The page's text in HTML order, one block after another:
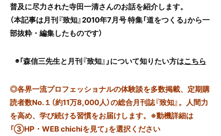
普及に尽力された寺田一清さんのお話を紹介します。
（本記事は月刊『致知』2010年7月号 特集「道をつくる」から一
部抜粋・編集したものです）
◉「森信三先生と月刊『致知』」について知りたい方はこちら
◎各界一流プロフェッショナルの体験談を多数掲載、定期購
読者数No.１（約11万8,000人）の総合月刊誌『致知』。人間力
を高め、学び続ける習慣をお届けします。※動機詳細は
「③HP・WEB chichiを見て」を選択ください